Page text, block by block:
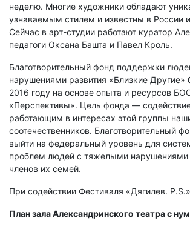
неделю. Многие художники обладают
узнаваемым стилем и известны в России
Сейчас в арт-студии работают куратор
педагоги Оксана Башта и Павел Кроль.
Благотворительный фонд поддержки
нарушениями развития «Близкие Другие»
2016 году на основе опыта и ресурсов
«Перспективы». Цель фонда ––
работающим в интересах этой группы
соотечественников. Благотворительный
выйти на федеральный уровень для
проблем людей с тяжелыми нарушениями
членов их семей.
При содействии Фестиваля «Дягилев. P.S.»
План зала Александринского театра с